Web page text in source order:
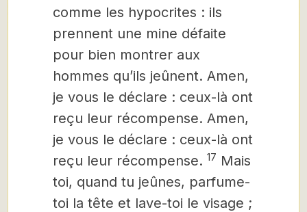
comme les hypocrites : ils
prennent une mine défaite
pour bien montrer aux
hommes qu’ils jeûnent. Amen,
je vous le déclare : ceux-là ont
reçu leur récompense. Amen,
je vous le déclare : ceux-là ont
reçu leur récompense. 17 Mais
toi, quand tu jeûnes, parfume-
toi la tête et lave-toi le visage ;